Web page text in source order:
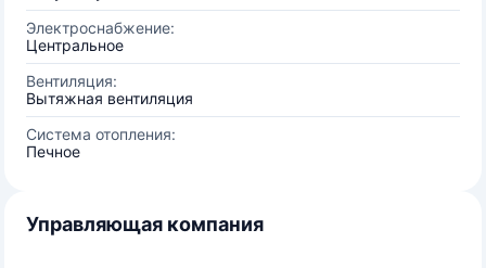
Электроснабжение:
Центральное
Вентиляция:
Вытяжная вентиляция
Система отопления:
Печное
Управляющая компания